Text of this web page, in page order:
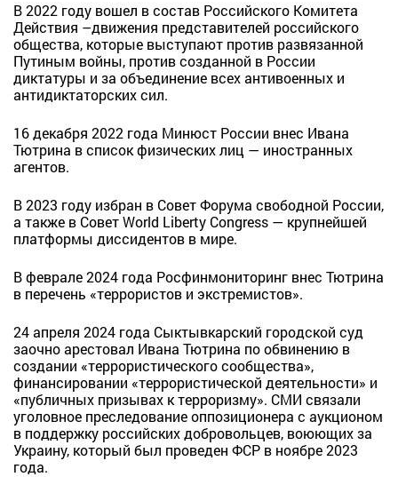
В 2022 году вошел в состав Российского Комитета
Действия –движения представителей российского
общества, которые выступают против развязанной
Путиным войны, против созданной в России
диктатуры и за объединение всех антивоенных и
антидиктаторских сил.
16 декабря 2022 года Минюст России внес Ивана
Тютрина в список физических лиц — иностранных
агентов.
В 2023 году избран в Совет Форума свободной России,
а также в Совет World Liberty Congress — крупнейшей
платформы диссидентов в мире.
В феврале 2024 года Росфинмониторинг внес Тютрина
в перечень «террористов и экстремистов».
24 апреля 2024 года Сыктывкарский городской суд
заочно арестовал Ивана Тютрина по обвинению в
создании «террористического сообщества»,
финансировании «террористической деятельности» и
«публичных призывах к терроризму». СМИ связали
уголовное преследование оппозиционера с аукционом
в поддержку российских добровольцев, воюющих за
Украину, который был проведен ФСР в ноябре 2023
года.